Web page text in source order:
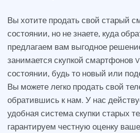
Вы хотите продать свой старый
состоянии, но не знаете, куда
предлагаем вам выгодное
занимается скупкой смартфонов
состоянии, будь то новый или
Вы можете легко продать свой
обратившись к нам. У нас
удобная система скупки старых
гарантируем честную оценку